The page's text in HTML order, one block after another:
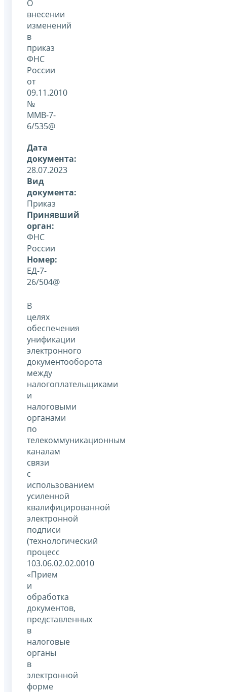
О
внесении
изменений
в
приказ
ФНС
России
от
09.11.2010
№
ММВ-7-
6/535@
Дата
документа:
28.07.2023
Вид
документа:
Приказ
Принявший
орган:
ФНС
России
Номер:
ЕД-7-
26/504@
В
целях
обеспечения
унификации
электронного
документооборота
между
налогоплательщиками
и
налоговыми
органами
по
телекоммуникационным
каналам
связи
с
использованием
усиленной
квалифицированной
электронной
подписи
(технологический
процесс
103.06.02.02.0010
«Прием
и
обработка
документов,
представленных
в
налоговые
органы
в
электронной
форме